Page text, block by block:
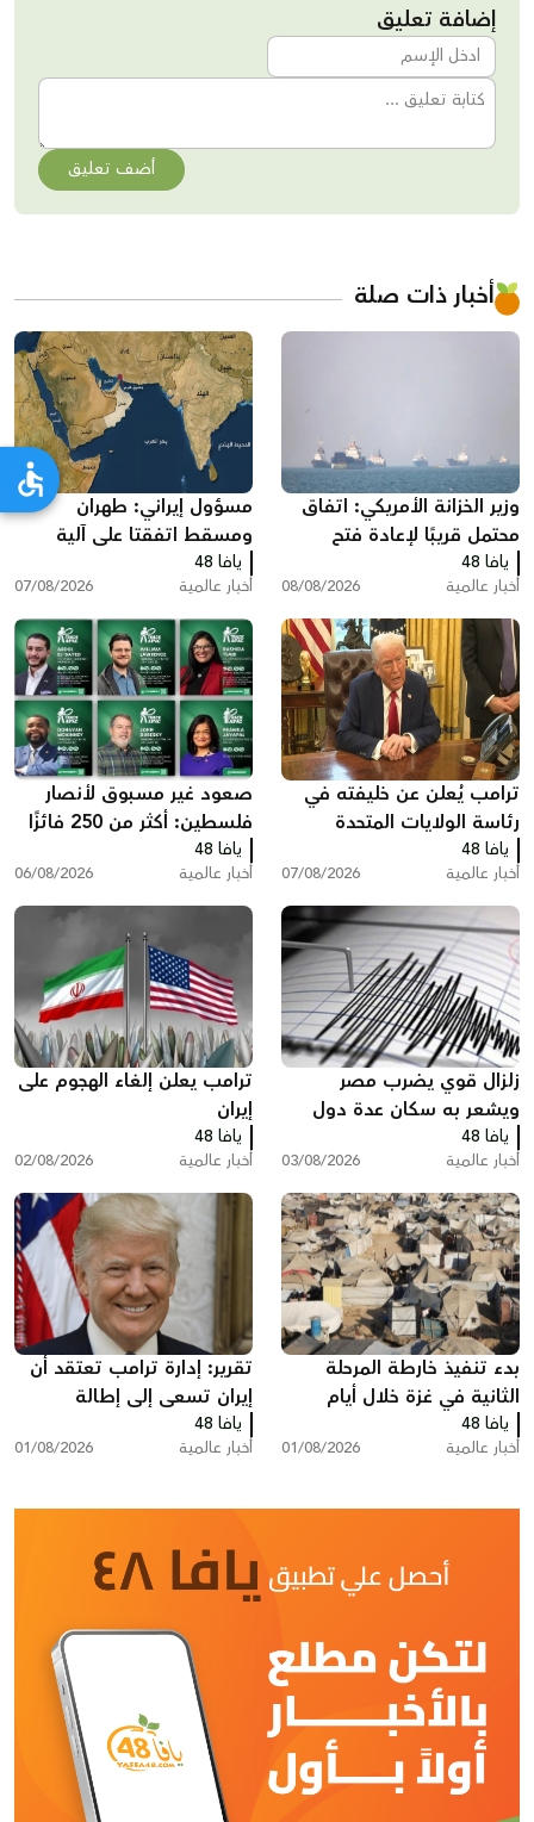
إضافة تعليق
أضف تعليق
أخبار ذات صلة
وزير الخزانة الأمريكي: اتفاق
محتمل قريبًا لإعادة فتح
مضيق هرمز وخفض أسعار
الطاقة
يافا 48
أخبار عالمية 08/08/2026
مسؤول إيراني: طهران
ومسقط اتفقتا على آلية
لعبور مضيق هرمز تتضمن
رسوم خدماتية
يافا 48
أخبار عالمية 07/08/2026
ترامب يُعلن عن خليفته في
رئاسة الولايات المتحدة
يافا 48
أخبار عالمية 07/08/2026
صعود غير مسبوق لأنصار
فلسطين: أكثر من 250 فائزًا
بينهم 35 في الكونغرس
يافا 48
أخبار عالمية 06/08/2026
زلزال قوي يضرب مصر
ويشعر به سكان عدة دول
يافا 48
أخبار عالمية 03/08/2026
ترامب يعلن إلغاء الهجوم على
إيران
يافا 48
أخبار عالمية 02/08/2026
بدء تنفيذ خارطة المرحلة
الثانية في غزة خلال أيام
يافا 48
أخبار عالمية 01/08/2026
تقرير: إدارة ترامب تعتقد أن
إيران تسعى إلى إطالة
المفاوضات ودول خليجية
تدعو إلى تصعيد أمريكي
يافا 48
أخبار عالمية 01/08/2026